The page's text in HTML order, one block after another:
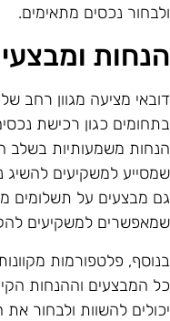
נכסים מתאימים.
מציעה מגוון רחב
כגון רכישת
משמעותיות בשלב
למשקיעים להשיג
מבצעים על תשלומים
למשקיעים
פלטפורמות
המבצעים וההנחות
להשוות ולבחור